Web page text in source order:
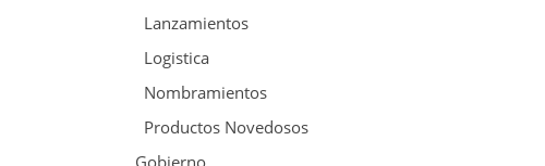
Lanzamientos
Logistica
Nombramientos
Productos Novedosos
Gobierno